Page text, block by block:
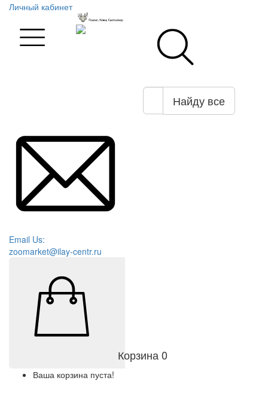
Личный кабинет
Найду все
Email Us:
zoomarket@ilay-centr.ru
Корзина0
Ваша корзина пуста!